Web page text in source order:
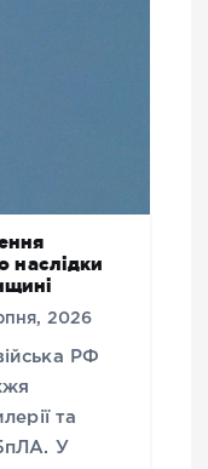
наслідки
2026
РФ
та
У